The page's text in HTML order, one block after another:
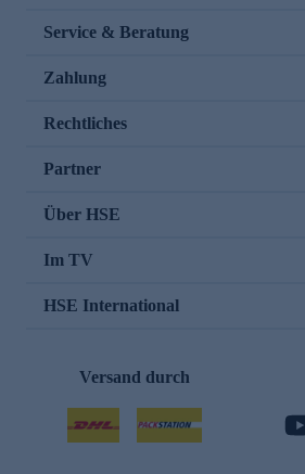
Service & Beratung
Zahlung
Rechtliches
Partner
Über HSE
Im TV
HSE International
Versand durch